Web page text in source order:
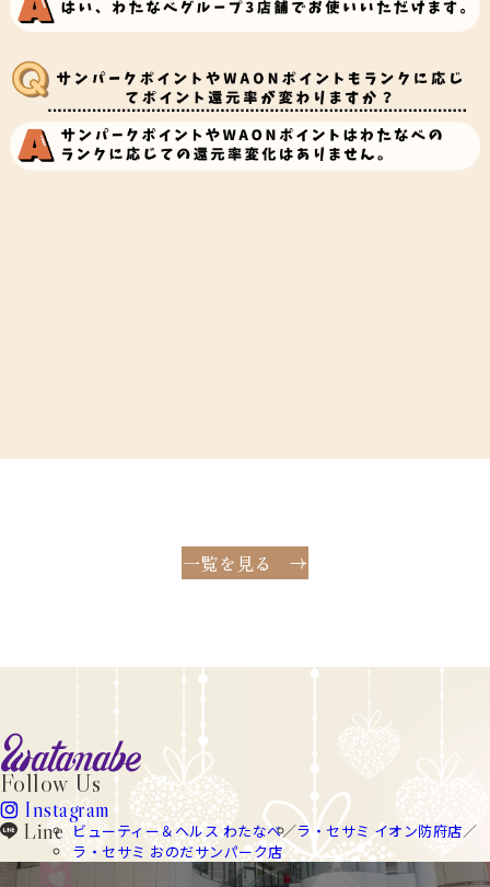
一覧を見る
watanabe
Follow Us
instagram Instagram
line Line ビューティー＆ヘルス わたなべ
ラ・セサミ イオン防府店
ラ・セサミ おのだサンパーク店